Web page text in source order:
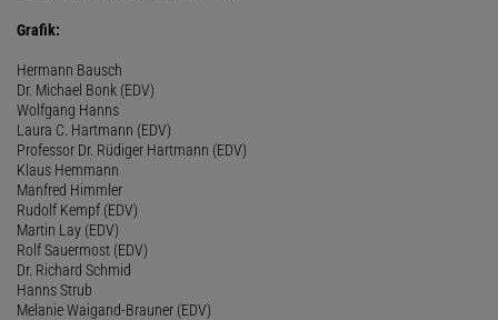
Grafik:
Hermann Bausch
Dr. Michael Bonk (EDV)
Wolfgang Hanns
Laura C. Hartmann (EDV)
Professor Dr. Rüdiger Hartmann (EDV)
Klaus Hemmann
Manfred Himmler
Rudolf Kempf (EDV)
Martin Lay (EDV)
Rolf Sauermost (EDV)
Dr. Richard Schmid
Hanns Strub
Melanie Waigand-Brauner (EDV)